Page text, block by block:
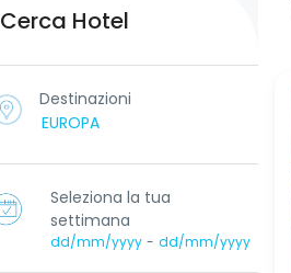
Cerca Hotel
Destinazioni
Seleziona la tua
settimana
dd/mm/yyyy - dd/mm/yyyy